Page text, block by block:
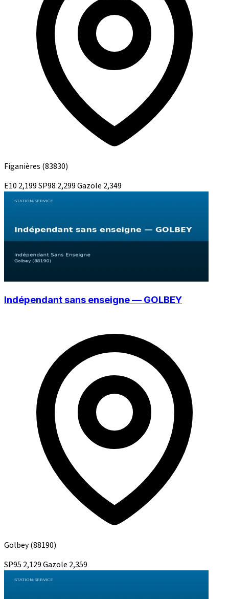
Figanières (83830)
E10 2,199SP98 2,299Gazole 2,349
Indépendant sans enseigne — GOLBEY
Golbey(88190)
SP95 2,129Gazole 2,359